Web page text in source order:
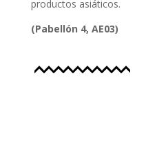
productos asiáticos.
(Pabellón 4, AE03)